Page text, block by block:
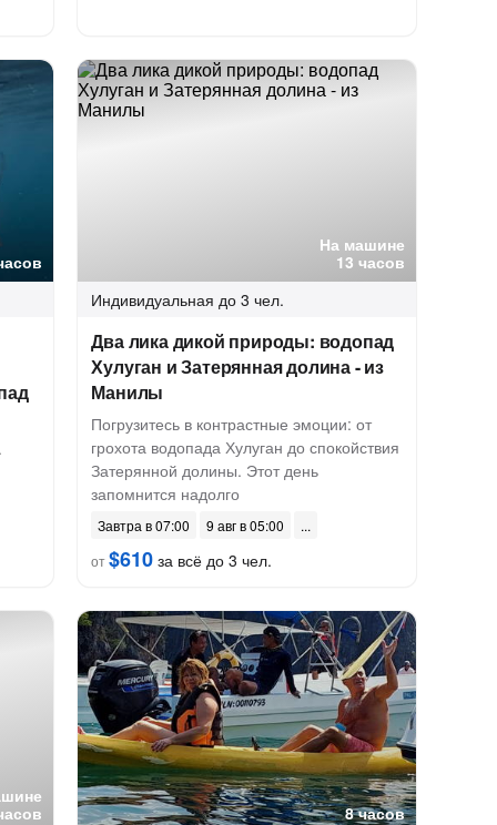
На машине
13 часов
Индивидуальная до 3 чел.
Два лика дикой природы: водопад
Хулуган и Затерянная долина - из
Манилы
Погрузитесь в контрастные эмоции: от
грохота водопада Хулуган до спокойствия
Затерянной долины. Этот день
запомнится надолго
Завтра в 07:00
9 авг в 05:00
от$610 за всё до 3 чел.
8 часов